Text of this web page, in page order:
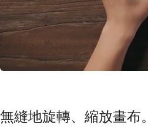
無縫地旋轉、縮放畫布。